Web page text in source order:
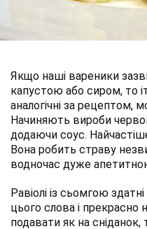
Якщо наші вареники
капустою або сиром, то
аналогічні за рецептом,
Начиняють вироби
додаючи соус.
Вона робить страву
водночас дуже
Равіолі із сьомгою
цього слова і
подавати як на сніданок,